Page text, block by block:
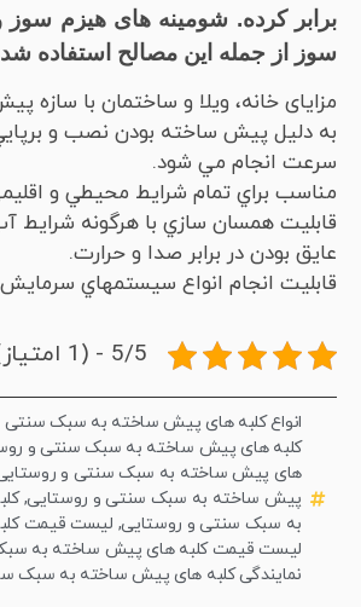
برابر کرده. شومینه های هیزم
سوز از جمله این مصالح استفاده
مزایای خانه، ویلا و ساختمان با سازه
به دليل پيش ساخته بودن نصب و
سرعت انجام مي شود.
مناسب براي تمام شرايط محيطي و
قابليت همسان سازي با هرگونه شرايط
عايق بودن در برابر صدا و حرارت.
قابليت انجام انواع سيستمهاي
5/5 - (1 امتیاز)
انواع کلبه های پیش ساخته به سبک سنتی
کلبه های پیش ساخته به سبک سنتی و
های پیش ساخته به سبک سنتی و
پیش ساخته به سبک سنتی و روستایی,
به سبک سنتی و روستایی, لیست قیمت
لیست قیمت کلبه های پیش ساخته به
نمایندگی کلبه های پیش ساخته به سبک